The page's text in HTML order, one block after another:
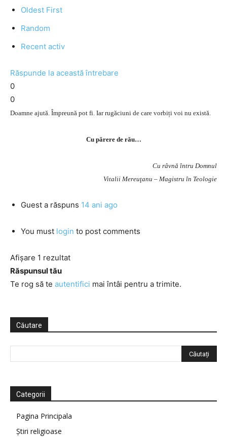
Oldest First
Random
Recent activ
Răspunde la această întrebare
0
0
Doamne ajută. Împreună pot fi. Iar rugăciuni de care vorbiți voi nu există.
Cu părere de rău…
Cu râvnă întru Domnul
Vitalii Mereuţanu – Magistru în Teologie
Guest a răspuns 14 ani ago
You must login to post comments
Afișare 1 rezultat
Răspunsul tău
Te rog să te autentifici mai întâi pentru a trimite.
Căutare
Categorii
Pagina Principala
Știri religioase